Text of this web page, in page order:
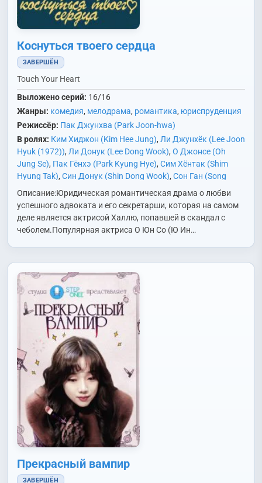
Коснуться твоего сердца
ЗАВЕРШЁН
Touch Your Heart
Выложено серий: 16/16
Жанры: комедия, мелодрама, романтика, юриспруденция
Режиссёр: Пак Джунхва (Park Joon-hwa)
В ролях: Ким Хиджон (Kim Hee Jung), Ли Джунхёк (Lee Joon
Hyuk (1972)), Ли Донук (Lee Dong Wook), О Джонсе (Oh
Jung Se), Пак Гёнхэ (Park Kyung Hye), Сим Хёнтак (Shim
Hyung Tak), Син Донук (Shin Dong Wook), Сон Ган (Song
Kang)
Сон Сонюн (Son Sung Yoon) Чан Гиён (Jang Ki Yong)
Чан Соён (Jang So Yeon)
, Ю Инна (Yoo In Na)
Описание:Юридическая романтическая драма о любви
успешного адвоката и его секретарши, которая на самом
деле является актрисой Халлю, попавшей в скандал с
чеболем.Популярная актриса О Юн Со (Ю Ин…
Прекрасный вампир
ЗАВЕРШЁН